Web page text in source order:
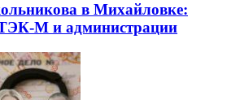
в Михайловке:
М и администрации